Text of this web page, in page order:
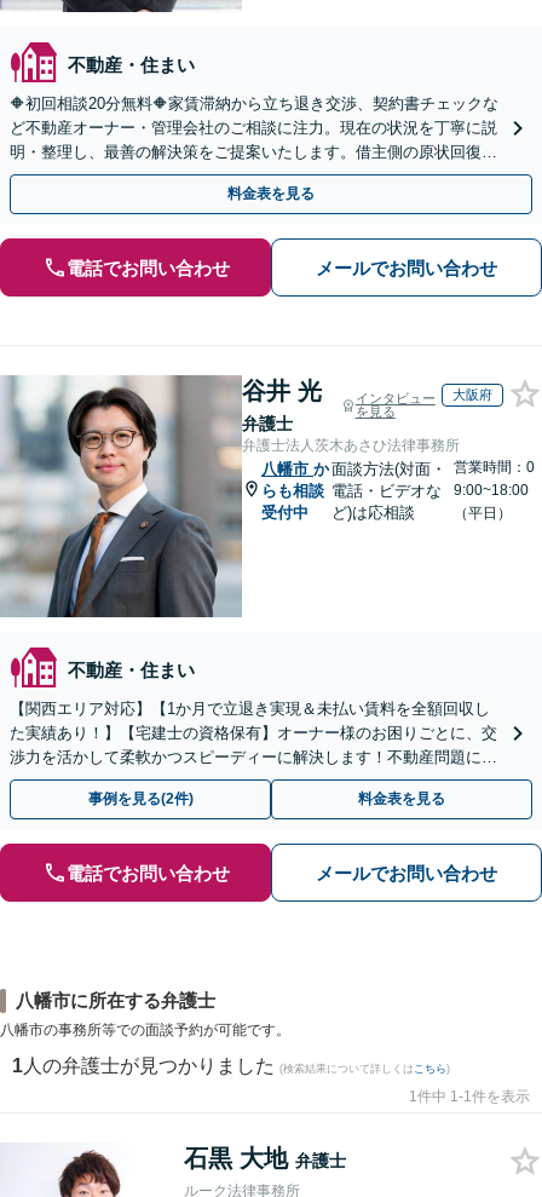
不動産・住まい
🔶初回相談20分無料🔶家賃滞納から立ち退き交渉、契約書チェックな
ど不動産オーナー・管理会社のご相談に注力。現在の状況を丁寧に説
明・整理し、最善の解決策をご提案いたします。借主側の原状回復・
退去時の立ち会い対応も可能【三ノ宮駅6分】
料金表を見る
電話でお問い合わせ メールでお問い合わせ
谷井 光
弁護士
インタビュー
を見る
大阪府
弁護士法人茨木あさひ法律事務所
八幡市 か
らも相談
受付中
面談方法(対面・
電話・ビデオな
ど)は応相談
営業時間：0
9:00~18:00
（平日）
不動産・住まい
【関西エリア対応】【1か月で立退き実現＆未払い賃料を全額回収し
た実績あり！】【宅建士の資格保有】オーナー様のお困りごとに、交
渉力を活かして柔軟かつスピーディーに解決します！不動産問題に幅
広く対応しています。
事例を見る(2件) 料金表を見る
電話でお問い合わせ メールでお問い合わせ
八幡市に所在する弁護士
八幡市の事務所等での面談予約が可能です。
1 人の弁護士が見つかりました (検索結果について詳しくは こちら)
1件中 1-1件を表示
石黒 大地 弁護士
ルーク法律事務所